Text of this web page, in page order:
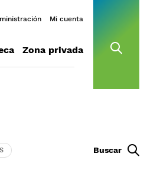
open
Zona privada
Mi cuenta
Buscar